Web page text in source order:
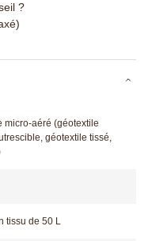
?
micro-aéré (géotextile
géotextile tissé,
tissu de 50 L